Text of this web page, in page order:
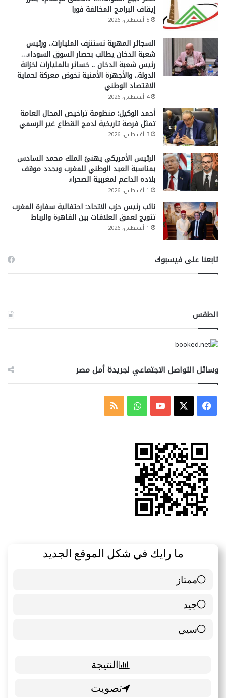
إيقاف البرامج المخالفة فورا
5 أغسطس، 2026
السجائر المهربة تستنزف المليارات.. ورئيس
شعبة الدخان يطالب بحصار السوق السوداء…
رئيس شعبة الدخان .. خسائر بالمليارات لخزانة
الدولة.. والأجهزة الأمنية تخوض معركة لحماية
الاقتصاد الوطني
4 أغسطس، 2026
أحمد الوكيل: منظومة تراخيص المحال العامة
تمثل فرصة تاريخية لدمج القطاع غير الرسمي
3 أغسطس، 2026
الرئيس الأمريكي يهنئ الملك محمد السادس
بمناسبة العيد الوطني للمغرب ويجدد موقف
بلاده الداعم لمغربية الصحراء
1 أغسطس، 2026
نائب رئيس حزب الاتحاد: احتفالية سفارة المغرب
تتويج لعمق العلاقات بين القاهرة والرباط
1 أغسطس، 2026
تابعنا على فيسبوك
الطقس
وسائل التواصل الاجتماعي لجريدة أمل مصر
فيسبوك ‫YouTubeواتسابملخص
ما رايك في شكل الموقع الجديد
ممتاز
6 ( 85.71 % )
جيد
0 ( 0 % )
سيي
1 ( 14.29 % )